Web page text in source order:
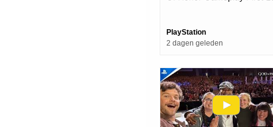
PlayStation
2 dagen geleden